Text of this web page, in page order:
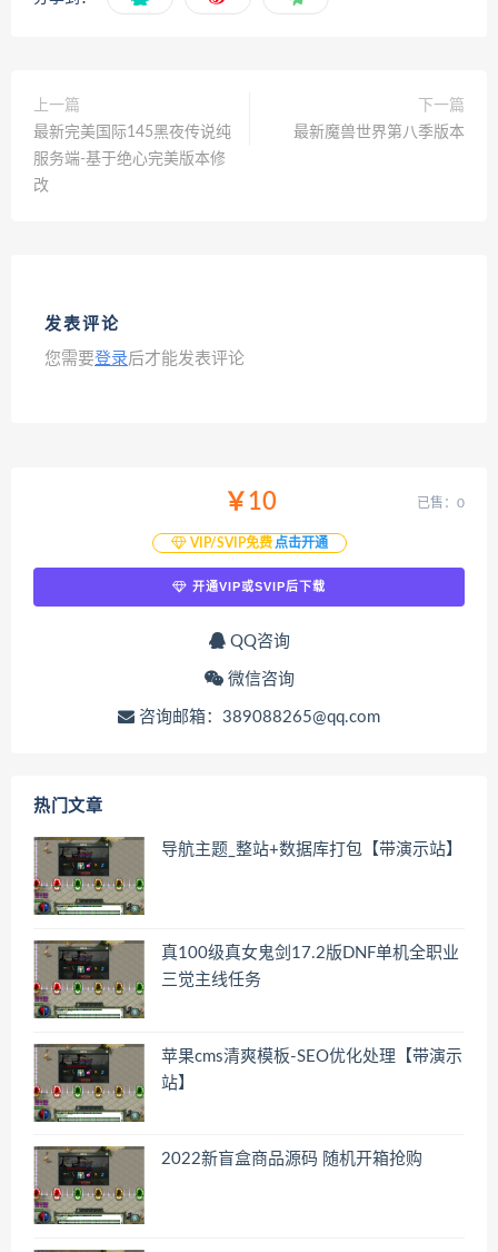
上一篇
最新完美国际145黑夜传说纯
服务端-基于绝心完美版本修
改
下一篇
最新魔兽世界第八季版本
发表评论
您需要登录后才能发表评论
￥10
VIP/SVIP免费 点击开通
已售：0
开通VIP或SVIP后下载
QQ咨询
微信咨询
咨询邮箱：389088265@qq.com
热门文章
导航主题_整站+数据库打包【带演示站】
真100级真女鬼剑17.2版DNF单机全职业
三觉主线任务
苹果cms清爽模板-SEO优化处理【带演示
站】
2022新盲盒商品源码 随机开箱抢购